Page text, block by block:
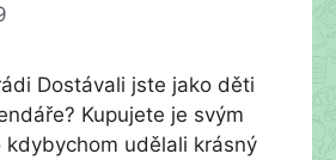
Dostávali jste jako děti
Kupujete je svým
kdybychom udělali krásný